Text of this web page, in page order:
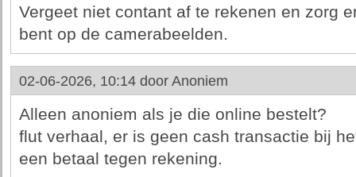
Vergeet niet contant af te rekenen en zorg
bent op de camerabeelden.
02-06-2026, 10:14 door Anoniem
Alleen anoniem als je die online bestelt?
flut verhaal, er is geen cash transactie bij
een betaal tegen rekening.